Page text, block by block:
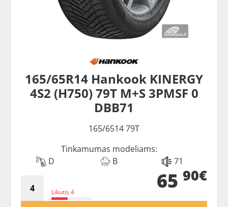
165/65R14 Hankook KINERGY
4S2 (H750) 79T M+S 3PMSF 0
DBB71
165/6514 79T
Tinkamumas modeliams:
D
B 71
Likutis 4 65 90€